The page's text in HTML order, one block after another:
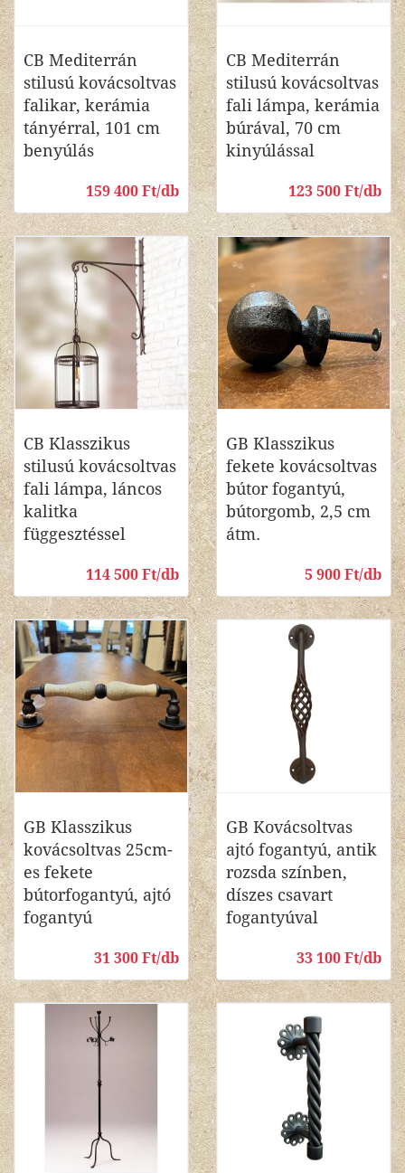
CB Mediterrán
stilusú kovácsoltvas
falikar, kerámia
tányérral, 101 cm
benyúlás
159 400 Ft/db
CB Mediterrán
stilusú kovácsoltvas
fali lámpa, kerámia
búrával, 70 cm
kinyúlással
123 500 Ft/db
CB Klasszikus
stilusú kovácsoltvas
fali lámpa, láncos
kalitka
függesztéssel
114 500 Ft/db
GB Klasszikus
fekete kovácsoltvas
bútor fogantyú,
bútorgomb, 2,5 cm
átm.
5 900 Ft/db
GB Klasszikus
kovácsoltvas 25cm-
es fekete
bútorfogantyú, ajtó
fogantyú
31 300 Ft/db
GB Kovácsoltvas
ajtó fogantyú, antik
rozsda színben,
díszes csavart
fogantyúval
33 100 Ft/db